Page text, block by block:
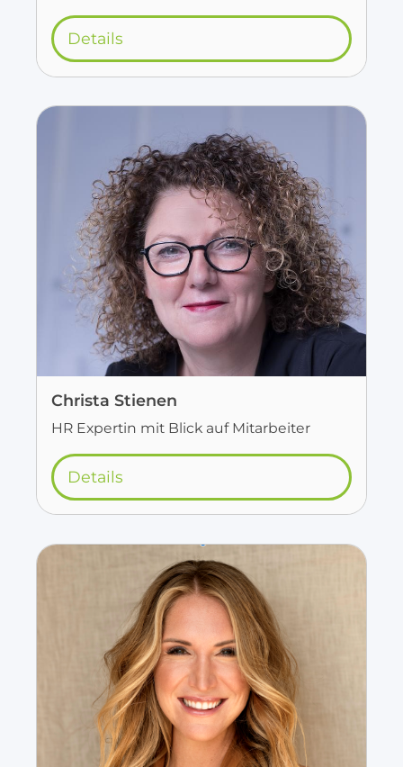
Details
Christa Stienen
HR Expertin mit Blick auf Mitarbeiter
Details